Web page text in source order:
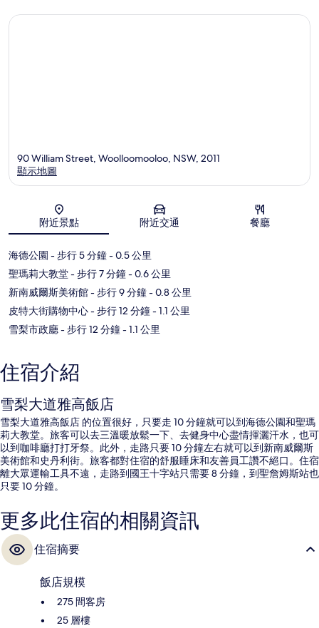
地圖
90 William Street, Woolloomooloo, NSW, 2011
顯示地圖
附近景點 附近交通 餐廳
海德公園 - 步行 5 分鐘- 0.5 公里
聖瑪莉大教堂- 步行 7 分鐘- 0.6 公里
新南威爾斯美術館- 步行 9 分鐘- 0.8 公里
皮特大街購物中心- 步行 12 分鐘- 1.1 公里
雪梨市政廳- 步行 12 分鐘- 1.1 公里
住宿介紹
雪梨大道雅高飯店
雪梨大道雅高飯店 的位置很好，只要走 10 分鐘就可以到海德公園和聖瑪
莉大教堂。旅客可以去三溫暖放鬆一下、去健身中心盡情揮灑汗水，也可
以到咖啡廳打打牙祭。此外，走路只要 10 分鐘左右就可以到新南威爾斯
美術館和史丹利街。旅客都對住宿的舒服睡床和友善員工讚不絕口。住宿
離大眾運輸工具不遠，走路到國王十字站只需要 8 分鐘，到聖詹姆斯站也
只要 10 分鐘。
更多此住宿的相關資訊
住宿摘要
飯店規模
275 間客房
25 層樓